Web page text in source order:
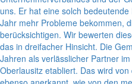
uns. Er hat eine solch
Jahr mehr Probleme bekommen,
berücksichtigen. Wir bewerten
das in dreifacher Hinsicht. Die
Jahren als verlässlicher Partner
Oberlausitz etabliert. Das wird